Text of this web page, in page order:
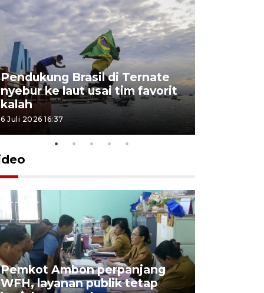
Pendukung Brasil di Ternate
nyebur ke laut usai tim favorit
kalah
6 Juli 2026 16:37
Pemkot Ambon perpanjang
WFH, layanan publik tetap